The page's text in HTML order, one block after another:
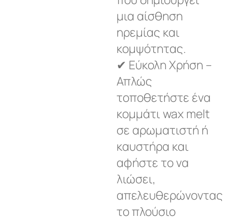
μια αίσθηση
ηρεμίας και
κομψότητας.
✔ Εύκολη Χρήση –
Απλώς
τοποθετήστε ένα
κομμάτι wax melt
σε αρωματιστή ή
καυστήρα και
αφήστε το να
λιώσει,
απελευθερώνοντας
το πλούσιο